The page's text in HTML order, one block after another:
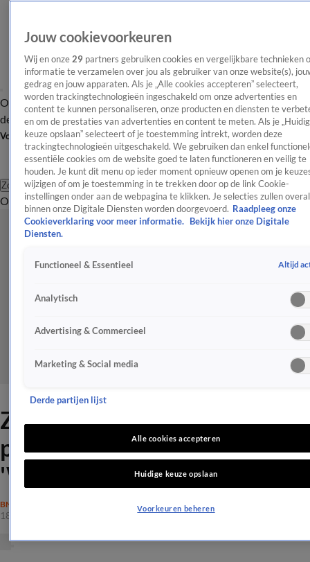
OverzichtAfleveringen Entertainment TV Algemeen
Tip
de redactieNieuwsbrief
Volg Shownieuws
Zoeken
OverzichtEntertainmentSpraakmakendRealityCrimeVideo's
Zien: Freek Vonk deelt
prachtig babynieuws:
'Welkom...'
BN'ERS
18 dec 2025, 16:38
Jouw cookievoorkeuren
Wij en onze 29 partners gebruiken cookies en vergelijkbare technieken
informatie te verzamelen over jou als gebruiker van onze website(s),
gedrag en jouw apparaten. Als je „Alle cookies accepteren” selecteert,
worden trackingtechnologieën ingeschakeld om onze advertenties en
content te kunnen personaliseren, onze producten en diensten te
en om de prestaties van advertenties en content te meten. Als je
keuze opslaan” selecteert of je toestemming intrekt, worden deze
trackingtechnologieën uitgeschakeld. We gebruiken dan enkel
essentiële cookies om de website goed te laten functioneren en veilig te
houden. Je kunt dit menu op ieder moment opnieuw openen om je
wijzigen of om je toestemming in te trekken door op de link Cookie-
instellingen onder aan de webpagina te klikken. Je selecties zullen overal
binnen onze Digitale Diensten worden doorgevoerd. Raadpleeg onze
Cookieverklaring voor meer informatie.
Bekijk hier onze Digitale
Diensten.
Functioneel & Essentieel Altijd
Analytisch
Advertising & Commercieel
Marketing & Social media
Derde partijen lijst
Alle cookies accepteren
Huidige keuze opslaan
Voorkeuren beheren